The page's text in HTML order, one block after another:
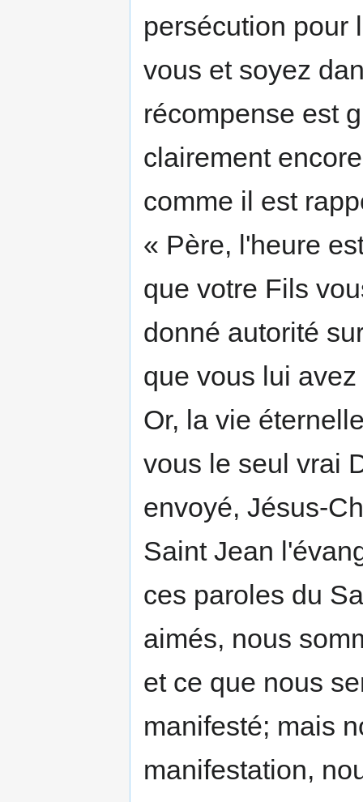
persécution pour
vous et soyez
récompense est
clairement
comme il est
« Père, l'heure
que votre Fils
donné autorité
que vous lui
Or, la vie
vous le seul vrai
envoyé, Jésus-
Saint Jean
ces paroles du
aimés, nous
et ce que nous
manifesté; mais
manifestation,